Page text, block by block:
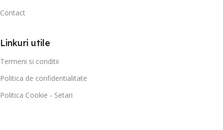
Contact
Linkuri utile
Termeni si conditii
Politica de confidentialitate
Politica Cookie - Setari